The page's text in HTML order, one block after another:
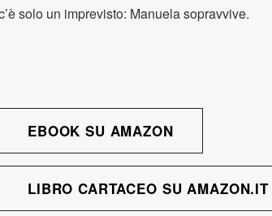
solo un imprevisto: Manuela sopravvive.
EBOOK SU AMAZON
LIBRO CARTACEO SU AMAZON.IT